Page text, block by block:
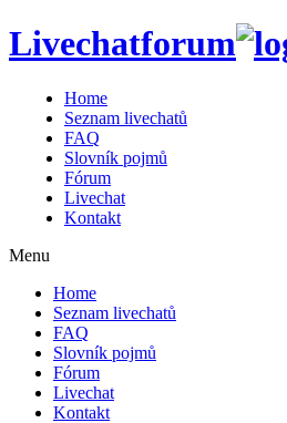
Livechatforum
Home
Seznam livechatů
FAQ
Slovník pojmů
Fórum
Livechat
Kontakt
Menu
Home
Seznam livechatů
FAQ
Slovník pojmů
Fórum
Livechat
Kontakt